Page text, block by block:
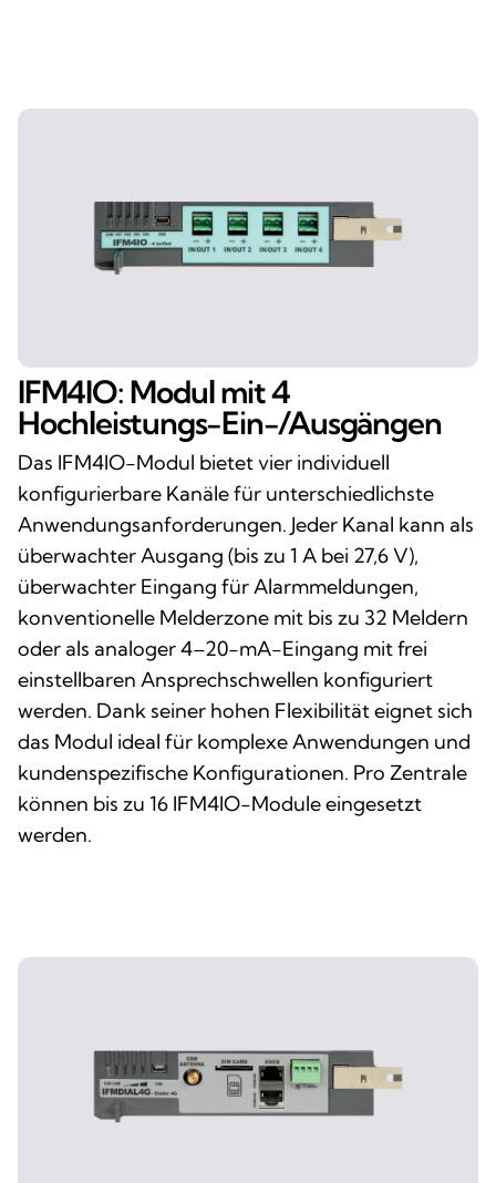
IFM4IO: Modul mit 4
Hochleistungs-Ein-/Ausgängen
Das IFM4IO-Modul bietet vier individuell
konfigurierbare Kanäle für unterschiedlichste
Anwendungsanforderungen. Jeder Kanal kann als
überwachter Ausgang (bis zu 1 A bei 27,6 V),
überwachter Eingang für Alarmmeldungen,
konventionelle Melderzone mit bis zu 32 Meldern
oder als analoger 4–20-mA-Eingang mit frei
einstellbaren Ansprechschwellen konfiguriert
werden. Dank seiner hohen Flexibilität eignet sich
das Modul ideal für komplexe Anwendungen und
kundenspezifische Konfigurationen. Pro Zentrale
können bis zu 16 IFM4IO-Module eingesetzt
werden.